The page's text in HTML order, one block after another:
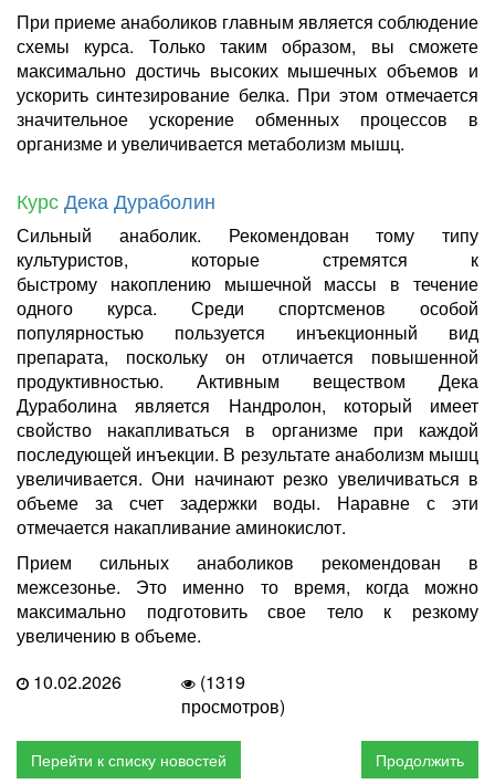
При приеме анаболиков главным является соблюдение
схемы курса. Только таким образом, вы сможете
максимально достичь высоких мышечных объемов и
ускорить синтезирование белка. При этом отмечается
значительное ускорение обменных процессов в
организме и увеличивается метаболизм мышц.
КурсДека Дураболин
Сильный анаболик. Рекомендован тому типу
культуристов, которые стремятся к
быстрому накоплению мышечной массы в течение
одного курса. Среди спортсменов особой
популярностью пользуется инъекционный вид
препарата, поскольку он отличается повышенной
продуктивностью. Активным веществом Дека
Дураболина является Нандролон, который имеет
свойство накапливаться в организме при каждой
последующей инъекции. В результате анаболизм мышц
увеличивается. Они начинают резко увеличиваться в
объеме за счет задержки воды. Наравне с эти
отмечается накапливание аминокислот.
Прием сильных анаболиков рекомендован в
межсезонье. Это именно то время, когда можно
максимально подготовить свое тело к резкому
увеличению в объеме.
10.02.2026
(1319
просмотров)
Перейти к списку новостей Продолжить